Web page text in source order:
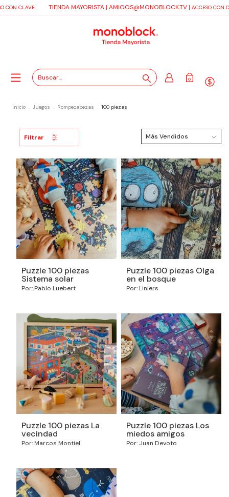
CON CLAVE TIENDA MAYORISTA |AMIGOS@MONOBLOCK.TV|ACCESO CON
0
Inicio . Juegos . Rompecabezas . 100 piezas
Filtrar
Puzzle 100 piezas
Sistema solar
Por: Pablo Luebert
Puzzle 100 piezas Olga
en el bosque
Por: Liniers
Puzzle 100 piezas La
vecindad
Por: Marcos Montiel
Puzzle 100 piezas Los
miedos amigos
Por: Juan Devoto